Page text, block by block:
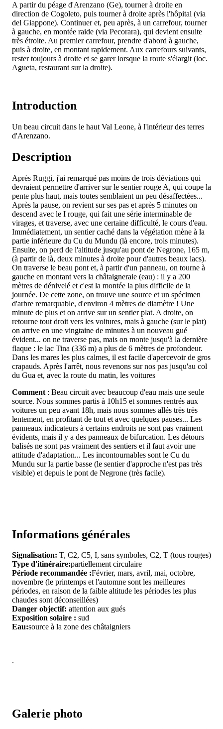
A partir du péage d'Arenzano (Ge), tourner à droite en
direction de Cogoleto, puis tourner à droite après l'hôpital (via
del Giappone). Continuer et, peu après, à un carrefour, tourner
à gauche, en montée raide (via Pecorara), qui devient ensuite
très étroite. Au premier carrefour, prendre d'abord à gauche,
puis à droite, en montant rapidement. Aux carrefours suivants,
rester toujours à droite et se garer lorsque la route s'élargit (loc.
Agueta, restaurant sur la droite).
Introduction
Un beau circuit dans le haut Val Leone, à l'intérieur des terres
d'Arenzano.
Description
Après Ruggi, j'ai remarqué pas moins de trois déviations qui
devraient permettre d'arriver sur le sentier rouge A, qui coupe la
pente plus haut, mais toutes semblaient un peu désaffectées...
Après la pause, on revient sur ses pas et après 5 minutes on
descend avec le I rouge, qui fait une série interminable de
virages, et traverse, avec une certaine difficulté, le cours d'eau.
Immédiatement, un sentier caché dans la végétation mène à la
partie inférieure du Cu du Mundu (là encore, trois minutes).
Ensuite, on perd de l'altitude jusqu'au pont de Negrone, 165 m,
(à partir de là, deux minutes à droite pour d'autres beaux lacs).
On traverse le beau pont et, à partir d'un panneau, on tourne à
gauche en montant vers la châtaigneraie (eau) : il y a 200
mètres de dénivelé et c'est la montée la plus difficile de la
journée. De cette zone, on trouve une source et un spécimen
d'arbre remarquable, d'environ 4 mètres de diamètre ! Une
minute de plus et on arrive sur un sentier plat. A droite, on
retourne tout droit vers les voitures, mais à gauche (sur le plat)
on arrive en une vingtaine de minutes à un nouveau gué
évident... on ne traverse pas, mais on monte jusqu'à la dernière
flaque : le lac Tina (336 m) a plus de 6 mètres de profondeur.
Dans les mares les plus calmes, il est facile d'apercevoir de gros
crapauds. Après l'arrêt, nous revenons sur nos pas jusqu'au col
du Gua et, avec la route du matin, les voitures
Comment : Beau circuit avec beaucoup d'eau mais une seule
source. Nous sommes partis à 10h15 et sommes rentrés aux
voitures un peu avant 18h, mais nous sommes allés très très
lentement, en profitant de tout et avec quelques pauses... Les
panneaux indicateurs à certains endroits ne sont pas vraiment
évidents, mais il y a des panneaux de bifurcation. Les détours
balisés ne sont pas vraiment des sentiers et il faut avoir une
attitude d'adaptation... Les incontournables sont le Cu du
Mundu sur la partie basse (le sentier d'approche n'est pas très
visible) et depuis le pont de Negrone (très facile).
Informations générales
Signalisation: T, C2, C5, I, sans symboles, C2, T (tous rouges)
Type d'itinéraire:partiellement circulaire
Période recommandée :Février, mars, avril, mai, octobre,
novembre (le printemps et l'automne sont les meilleures
périodes, en raison de la faible altitude les périodes les plus
chaudes sont déconseillées)
Danger objectif: attention aux gués
Exposition solaire : sud
Eau:source à la zone des châtaigniers
.
Galerie photo